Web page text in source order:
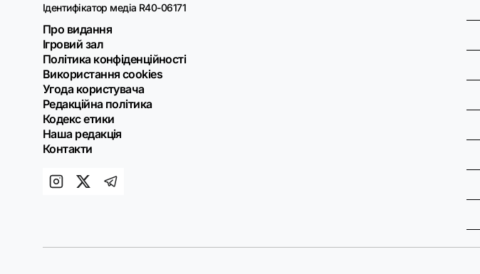
Ідентифікатор медіа R40-06171
Про видання
Ігровий зал
Політика конфіденційності
Використання cookies
Угода користувача
Редакційна політика
Кодекс етики
Наша редакція
Контакти